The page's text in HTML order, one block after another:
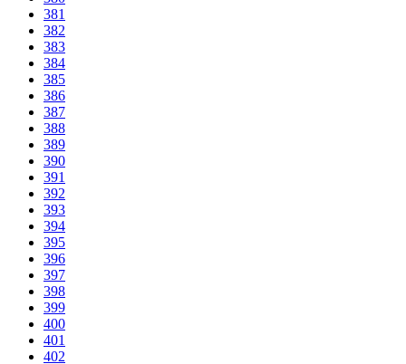
381
382
383
384
385
386
387
388
389
390
391
392
393
394
395
396
397
398
399
400
401
402